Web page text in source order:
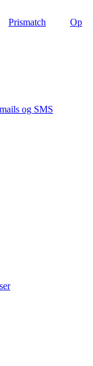
Prismatch
Op
og SMS